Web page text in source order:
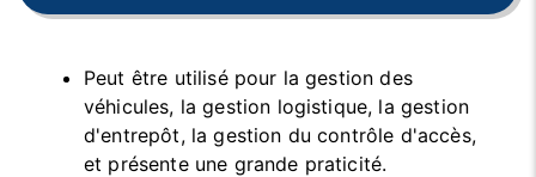
Peut être utilisé pour la gestion des
véhicules, la gestion logistique, la gestion
d'entrepôt, la gestion du contrôle d'accès,
et présente une grande praticité.